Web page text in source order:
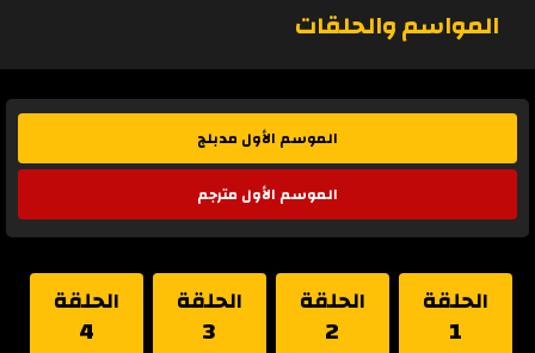
المواسم والحلقات
الموسم الأول مدبلج
الموسم الأول مترجم
الحلقة
1
الحلقة
2
الحلقة
3
الحلقة
4